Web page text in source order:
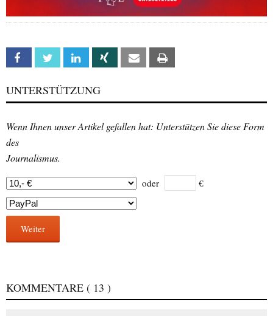
Facebook Twitter Linkedin Xing Email
UNTERSTÜTZUNG
Wenn Ihnen unser Artikel gefallen hat: Unterstützen Sie diese Form
des
Journalismus.
oder €
Weiter
KOMMENTARE ( 13 )